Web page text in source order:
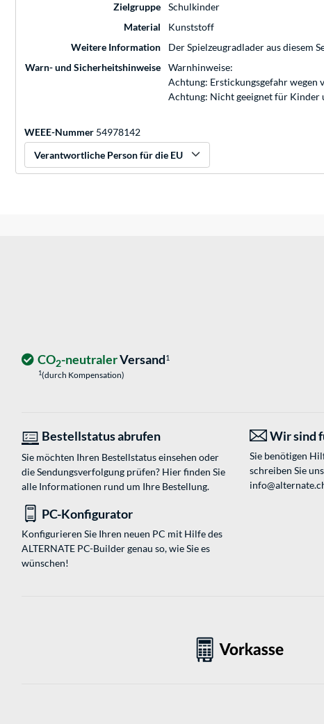
Zielgruppe
Schulkinder
Material
Kunststoff
Weitere Information
Der Spielzeugradlader aus diesem
Warn- und Sicherheitshinweise
Warnhinweise:
Achtung: Erstickungsgefahr
Achtung: Nicht geeignet für Kinder
WEEE-Nummer 54978142
Verantwortliche Person für die EU
CO2-neutralerVersand1
1(durch Kompensation)
Bestellstatus abrufen
Sie möchten Ihren Bestellstatus einsehen oder
die Sendungsverfolgung prüfen? Hier finden Sie
alle Informationen rund um Ihre Bestellung.
Wir sind
Sie benötigen
schreiben Sie
PC-Konfigurator
Konfigurieren Sie Ihren neuen PC mit Hilfe des
ALTERNATE PC-Builder genau so, wie Sie es
wünschen!